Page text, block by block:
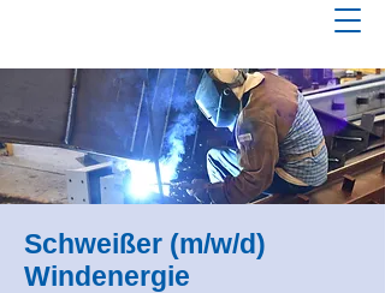
Schweißer (m/w/d)
Windenergie